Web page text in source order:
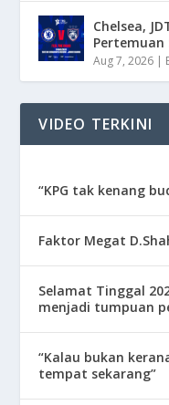
Chelsea,
Pertemuan
Aug 7, 2026
VIDEO TERKINI
“KPG tak kenang
Faktor Megat
Selamat Tinggal
menjadi tumpuan
“Kalau bukan
tempat sekarang”